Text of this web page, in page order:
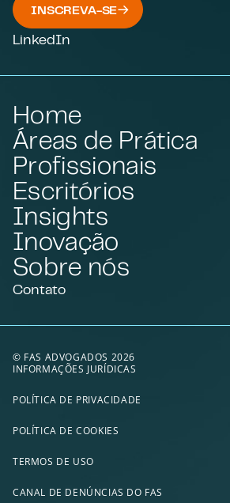
INSCREVA-SE
LinkedIn
Home
Áreas de Prática
Profissionais
Escritórios
Insights
Inovação
Sobre nós
Contato
© FAS ADVOGADOS 2026
INFORMAÇÕES JURÍDICAS
POLÍTICA DE PRIVACIDADE
POLÍTICA DE COOKIES
TERMOS DE USO
CANAL DE DENÚNCIAS DO FAS